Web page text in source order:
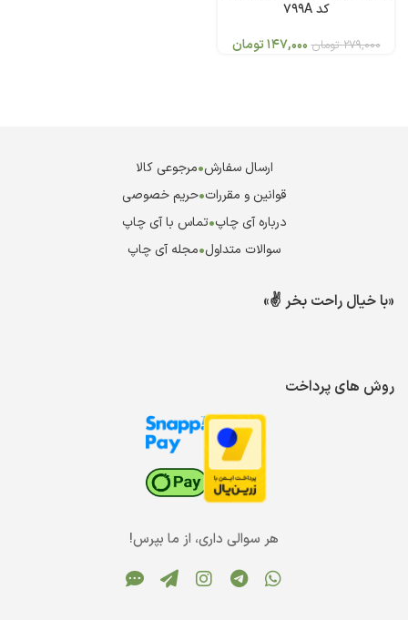
کد 799A
279,000 تومان 147,000تومان
ارسال سفارش•مرجوعی کالا
قوانین و مقررات•حریم خصوصی
درباره آی چاپ•تماس با آی چاپ
سوالات متداول•مجله آی چاپ
«با خیال راحت بخر ✌️»
روش های پرداخت
هر سوالی داری، از ما بپرس!